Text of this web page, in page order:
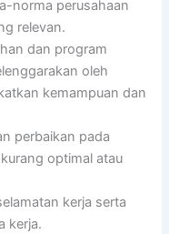
norma perusahaan
relevan.
dan program
oleh
kemampuan dan
perbaikan pada
optimal atau
kerja serta
kerja.